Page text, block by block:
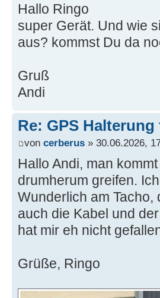
Hallo Ringo
super Gerät. Und wie
aus? kommst Du da
Gruß
Andi
Re: GPS
von cerberus » 30.06.2026,
Hallo Andi, man
drumherum greifen.
Wunderlich am
auch die Kabel und
hat mir eh nicht
Grüße, Ringo